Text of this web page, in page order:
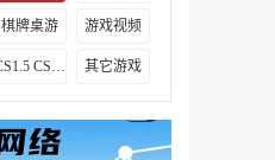
棋牌桌游 游戏视频
CS1.5 CS1.6攻略 其它游戏